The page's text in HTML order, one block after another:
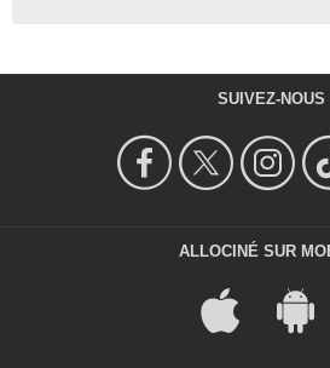
SUIVEZ-NOUS
ALLOCINÉ SUR